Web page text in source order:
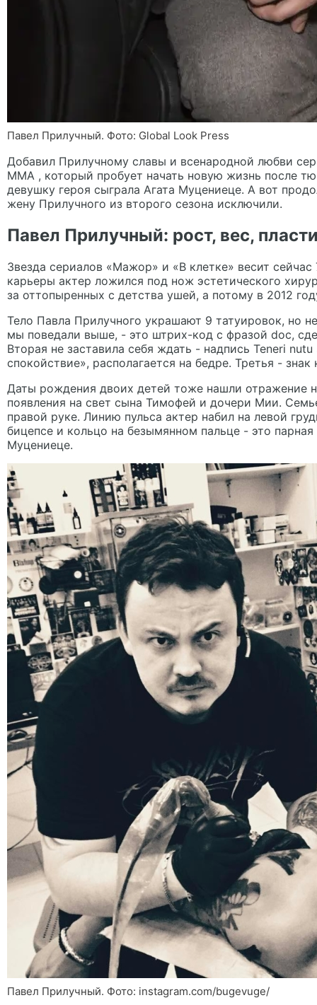
Павел Прилучный. Фото: Global Look Рress
Добавил Прилучному славы и всенародной любви
ММА , который пробует начать новую жизнь после
девушку героя сыграла Агата Муцениеце. А вот
жену Прилучного из второго сезона исключили.
Павел Прилучный: рост, вес,
Звезда сериалов «Мажор» и «В клетке» весит
карьеры актер ложился под нож эстетического
за оттопыренных с детства ушей, а потому в 2012
Тело Павла Прилучного украшают 9 татуировок, но
мы поведали выше, - это штрих-код с фразой doc,
Вторая не заставила себя ждать - надпись Teneri
спокойствие», располагается на бедре. Третья -
Даты рождения двоих детей тоже нашли отражение
появления на свет сына Тимофей и дочери Мии.
правой руке. Линию пульса актер набил на левой
бицепсе и кольцо на безымянном пальце - это
Муцениеце.
Павел Прилучный. Фото: instagram.com/bugevuge/